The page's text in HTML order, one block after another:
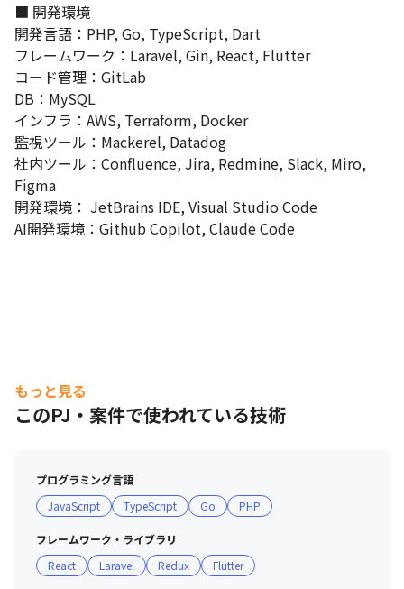
■ 開発環境
開発言語：PHP, Go, TypeScript, Dart
フレームワーク：Laravel, Gin, React, Flutter
コード管理：GitLab
DB：MySQL
インフラ：AWS, Terraform, Docker
監視ツール：Mackerel, Datadog
社内ツール：Confluence, Jira, Redmine, Slack, Miro,
Figma
開発環境： JetBrains IDE, Visual Studio Code
AI開発環境：Github Copilot, Claude Code
もっと見る
このPJ・案件で使われている技術
プログラミング言語
JavaScript
TypeScript Go PHP
フレームワーク・ライブラリ
React
Laravel Redux Flutter